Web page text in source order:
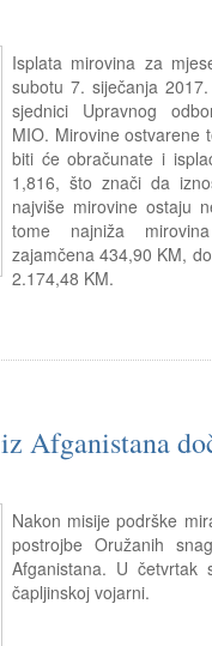
Isplata mirovina za
subotu 7. siječanja
sjednici Upravnog
MIO. Mirovine ostvarene
biti će obračunate i
1,816, što znači da
najviše mirovine ostaju
tome najniža
zajamčena 434,90 KM,
2.174,48 KM.
Afganistana
Nakon misije podrške
postrojbe Oružanih
Afganistana. U četvrtak
čapljinskoj vojarni.